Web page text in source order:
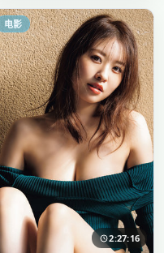
电影
2:27:16